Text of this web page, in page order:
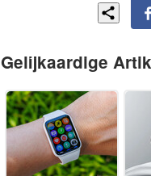
Gelijkaardige